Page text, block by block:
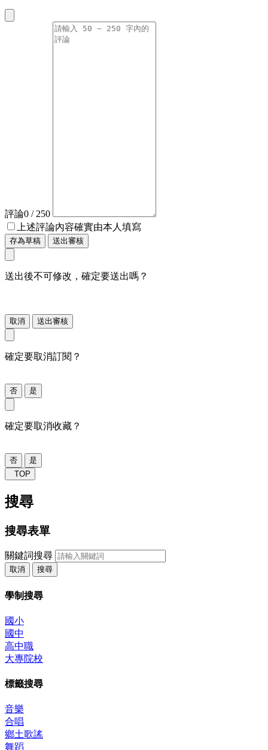
評論0 / 250
上述評論內容確實由本人填寫
存為草稿 送出審核
送出後不可修改，確定要送出嗎？
取消 送出審核
確定要取消訂閱？
否 是
確定要取消收藏？
否
是
TOP
搜尋
搜尋表單
關鍵詞搜尋
取消 搜尋
學制搜尋
國小
國中
高中職
大專院校
標籤搜尋
音樂
合唱
鄉土歌謠
舞蹈